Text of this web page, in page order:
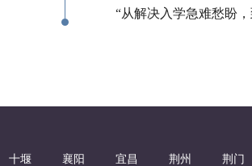
“从解决入学急难愁盼
十堰 襄阳 宜昌 荆州 荆门